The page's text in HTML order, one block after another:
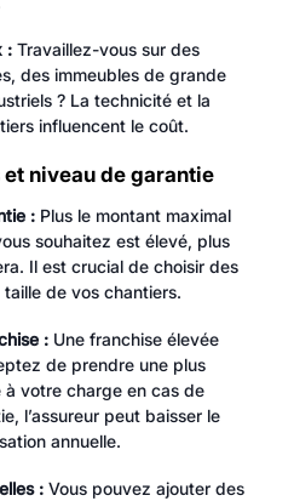
:Travaillez-vous sur des
des immeubles de grande
? La technicité et la
influencent le coût.
niveau de garantie
:Plus le montant maximal
souhaitez est élevé, plus
Il est crucial de choisir des
de vos chantiers.
:Une franchise élevée
de prendre une plus
votre charge en cas de
l’assureur peut baisser le
annuelle.
:Vous pouvez ajouter des